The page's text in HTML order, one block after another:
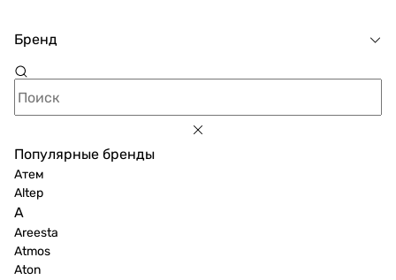
Бренд
Популярные бренды
Атем
Altep
A
Areesta
Atmos
Aton